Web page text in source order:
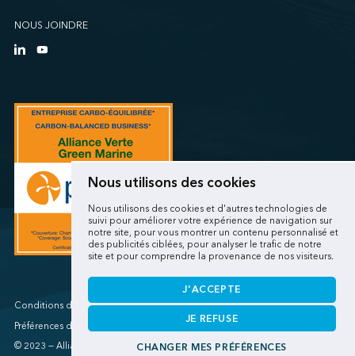
Nous utilisons des cookies
Nous utilisons des cookies et d'autres technologies de
suivi pour améliorer votre expérience de navigation sur
notre site, pour vous montrer un contenu personnalisé et
des publicités ciblées, pour analyser le trafic de notre
site et pour comprendre la provenance de nos visiteurs.
J'ACCEPTE
JE REFUSE
CHANGER MES PRÉFÉRENCES
NOUS JOINDRE
© 2023 — Alliance verte
Conditions d'utilisations/Renseignements personnels
Préférences de cookies
Une réalisation